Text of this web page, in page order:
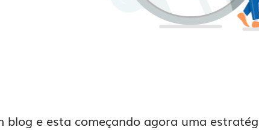
blog e esta começando agora uma